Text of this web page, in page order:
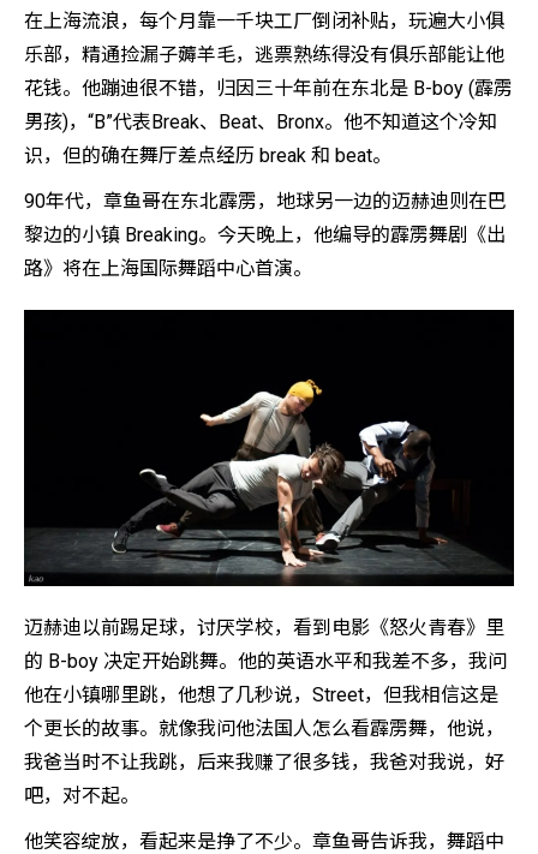
在上海流浪，每个月靠一千块工厂倒闭补贴，玩遍大小俱
乐部，精通捡漏子薅羊毛，逃票熟练得没有俱乐部能让他
花钱。他蹦迪很不错，归因三十年前在东北是 B-boy (霹雳
男孩)，“B”代表Break、Beat、Bronx。他不知道这个冷知
识，但的确在舞厅差点经历 break 和 beat。
90年代，章鱼哥在东北霹雳，地球另一边的迈赫迪则在巴
黎边的小镇 Breaking。今天晚上，他编导的霹雳舞剧《出
路》将在上海国际舞蹈中心首演。
迈赫迪以前踢足球，讨厌学校，看到电影《怒火青春》里
的 B-boy 决定开始跳舞。他的英语水平和我差不多，我问
他在小镇哪里跳，他想了几秒说，Street，但我相信这是
个更长的故事。就像我问他法国人怎么看霹雳舞，他说，
我爸当时不让我跳，后来我赚了很多钱，我爸对我说，好
吧，对不起。
他笑容绽放，看起来是挣了不少。章鱼哥告诉我，舞蹈中